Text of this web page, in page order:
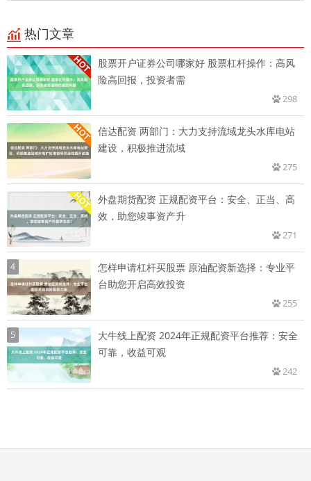
热门文章
股票开户证券公司哪家好 股票杠杆操作：高风
险高回报，投资者需
298
信达配资 两部门：大力支持流域龙头水库电站
建设，积极推进流域
275
外盘期货配资 正规配资平台：安全、正当、高
效，助您竣事资产升
271
4
怎样申请杠杆买股票 原油配资新选择：专业平
台助您开启高效投资
255
5
大牛线上配资 2024年正规配资平台推荐：安全
可靠，收益可观
242